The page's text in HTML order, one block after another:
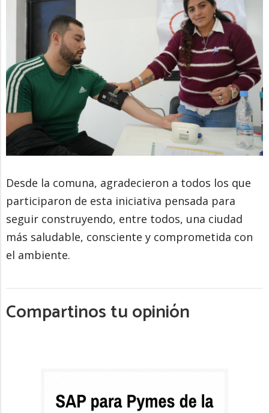
Desde la comuna, agradecieron a todos los que
participaron de esta iniciativa pensada para
seguir construyendo, entre todos, una ciudad
más saludable, consciente y comprometida con
el ambiente.
Compartinos tu opinión